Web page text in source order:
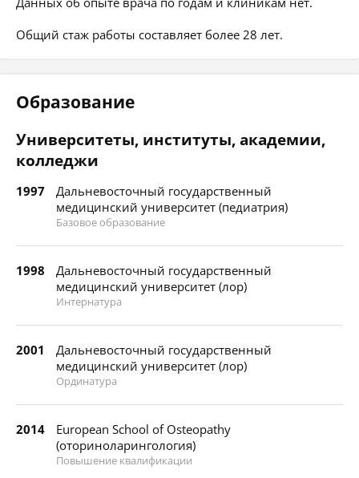
Общий стаж работы составляет более 28 лет.
Образование
Университеты, институты, академии,
колледжи
1997
Дальневосточный государственный
медицинский университет (педиатрия)
Базовое образование
1998
Дальневосточный государственный
медицинский университет (лор)
Интернатура
2001
Дальневосточный государственный
медицинский университет (лор)
Ординатура
2014
European School of Osteopathy
(оториноларингология)
Повышение квалификации